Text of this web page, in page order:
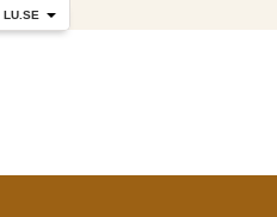
LU.SE